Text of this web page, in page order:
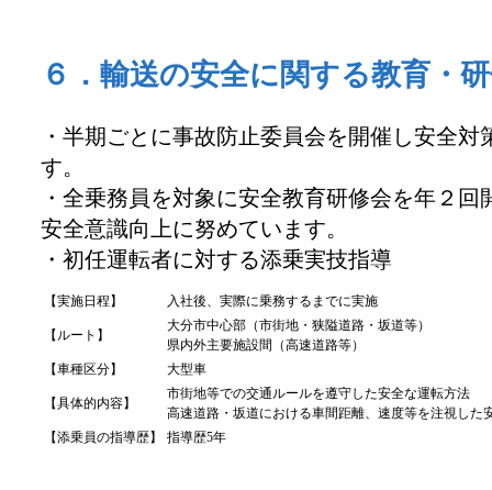
６．輸送の安全に関する教育・
・半期ごとに事故防止委員会を開催し安全
す。
・全乗務員を対象に安全教育研修会を年２
安全意識向上に努めています。
・初任運転者に対する添乗実技指導
【実施日程】 入社後、実際に乗務するまでに実施
【ルート】
大分市中心部（市街地・狭隘道路・坂道等）
県内外主要施設間（高速道路等）
【車種区分】
大型車
【具体的内容】
市街地等での交通ルールを遵守した安全な運転方法
高速道路・坂道における車間距離、速度等を注視した
【添乗員の指導歴】
指導歴5年